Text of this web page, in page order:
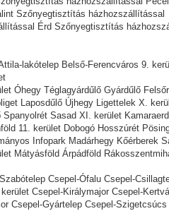
Szőnyegtisztítás házhozszállítással
Érd Szőnyegtisztítás
lakótelep Belső-Ferencváros 9.
Óhegy Téglagyárdűlő Gyárdűlő
Laposdűlő Újhegy Ligettelek X.
Sasad XI. kerület
11. kerület Dobogó Hosszúrét
Infopark Madárhegy Kőérberek
Mátyásföld Árpádföld
Csepel-Ófalu Csepel-
Csepel-Királymajor Csepel-
Csepel-Gyártelep Csepel-